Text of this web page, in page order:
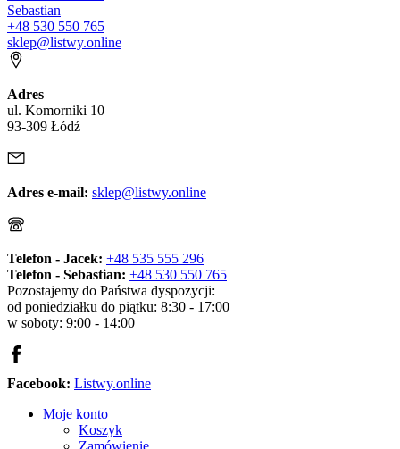
Sebastian
+48 530 550 765
sklep@listwy.online
Adres
ul. Komorniki 10
93-309 Łódź
Adres e-mail: sklep@listwy.online
Telefon - Jacek: +48 535 555 296
Telefon - Sebastian: +48 530 550 765
Pozostajemy do Państwa dyspozycji:
od poniedziałku do piątku: 8:30 - 17:00
w soboty: 9:00 - 14:00
Facebook: Listwy.online
Moje konto
Koszyk
Zamówienie